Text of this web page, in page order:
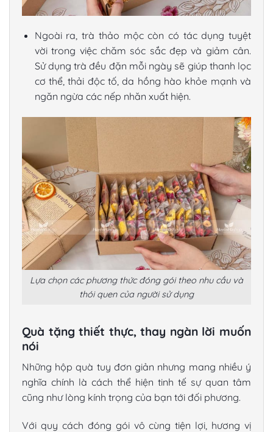
Ngoài ra, trà thảo mộc còn có tác dụng tuyệt
vời trong việc chăm sóc sắc đẹp và giảm cân.
Sử dụng trà đều đặn mỗi ngày sẽ giúp thanh lọc
cơ thể, thải độc tố, da hồng hào khỏe mạnh và
ngăn ngừa các nếp nhăn xuất hiện.
Lựa chọn các phương thức đóng gói theo nhu cầu và
thói quen của người sử dụng
Quà tặng thiết thực, thay ngàn lời muốn
nói
Những hộp quà tuy đơn giản nhưng mang nhiều ý
nghĩa chính là cách thể hiện tinh tế sự quan tâm
cũng như lòng kính trọng của bạn tới đối phương.
Với quy cách đóng gói vô cùng tiện lợi, hương vị